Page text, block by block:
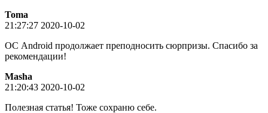
Toma
21:27:27 2020-10-02
ОС Android продолжает преподносить сюрпризы. Спасибо за
рекомендации!
Masha
21:20:43 2020-10-02
Полезная статья! Тоже сохраню себе.